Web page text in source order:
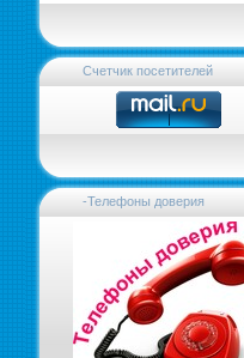
Счетчик посетителей
-Телефоны доверия